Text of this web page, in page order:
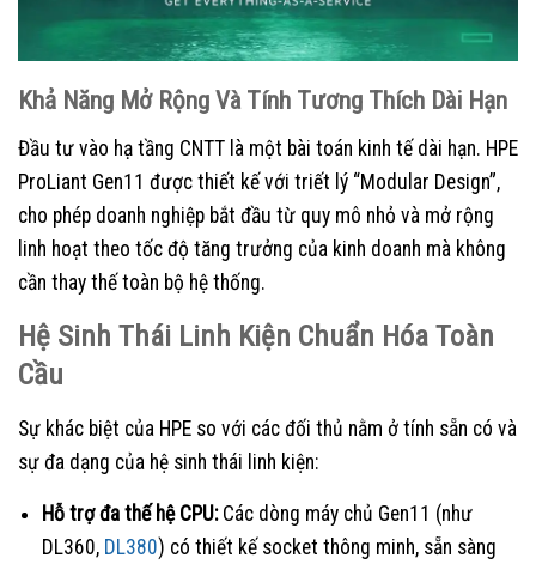
Khả Năng Mở Rộng Và Tính Tương Thích Dài Hạn
Đầu tư vào hạ tầng CNTT là một bài toán kinh tế dài hạn. HPE
ProLiant Gen11 được thiết kế với triết lý “Modular Design”,
cho phép doanh nghiệp bắt đầu từ quy mô nhỏ và mở rộng
linh hoạt theo tốc độ tăng trưởng của kinh doanh mà không
cần thay thế toàn bộ hệ thống.
Hệ Sinh Thái Linh Kiện Chuẩn Hóa Toàn
Cầu
Sự khác biệt của HPE so với các đối thủ nằm ở tính sẵn có và
sự đa dạng của hệ sinh thái linh kiện:
Hỗ trợ đa thế hệ CPU:Các dòng máy chủ Gen11 (như
DL360, DL380) có thiết kế socket thông minh, sẵn sàng